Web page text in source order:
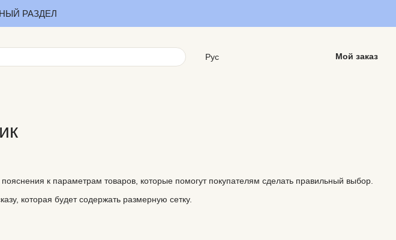
РАЗДЕЛ
Рус Мой заказ
к параметрам товаров, которые помогут покупателям сделать правильный выбор.
которая будет содержать размерную сетку.